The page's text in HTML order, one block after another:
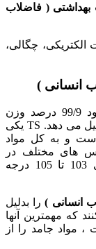
( فاضلاب
الکتریکی، چگالی،
انسانی )
در فاضلاب شهری ( فاضلاب بهداشتی ) حدود 99/9 درصد وزن
فاضلاب را آب و کمتر از 0.1 را مواد جامد تشکیل می دهد. TS یکی
و به کل مواد
های مختلف در
فاضلاب وجود دارد و پس از تبخیر در دمای 103 تا 105 درجه
انسانی )را بدلیل
که مهمترین آنها
مواد جامد را از